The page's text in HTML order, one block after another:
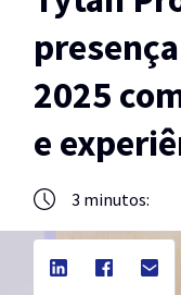
2025
e
3 minutos: